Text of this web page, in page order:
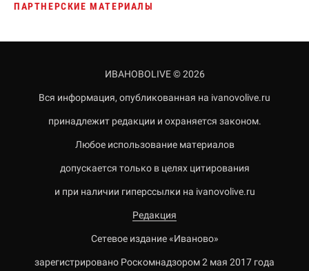
ПАРТНЕРСКИЕ МАТЕРИАЛЫ
ИВАНОВОLIVE © 2026
Вся информация, опубликованная на ivanovolive.ru
принадлежит редакции и охраняется законом.
Любое использование материалов
допускается только в целях цитирования
и при наличии гиперссылки на ivanovolive.ru
Редакция
Сетевое издание «Иваново»
зарегистрировано Роскомнадзором 2 мая 2017 года